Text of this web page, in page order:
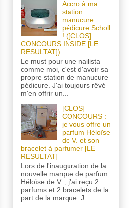
Accro à ma
station
manucure
pédicure Scholl
! ([CLOS]
CONCOURS INSIDE [LE
RESULTAT])
Le must pour une nailista
comme moi, c'est d'avoir sa
propre station de manucure
pédicure. J'ai toujours rêvé
m'en offrir un...
[CLOS]
CONCOURS :
je vous offre un
parfum Héloïse
de V. et son
bracelet à parfumer [LE
RESULTAT]
Lors de l'inauguration de la
nouvelle marque de parfum
Héloïse de V. , j'ai reçu 2
parfums et 2 bracelets de la
part de la marque. J...